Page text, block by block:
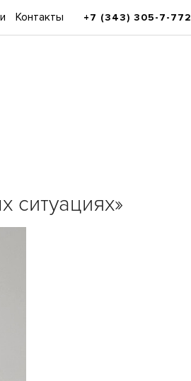
Контакты +7 (343) 305-7-772
ситуациях»